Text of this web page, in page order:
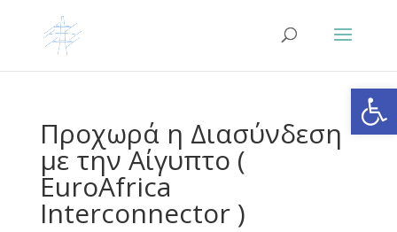
Προχωρά η Διασύνδεση
με την Αίγυπτο (
EuroAfrica
Interconnector )